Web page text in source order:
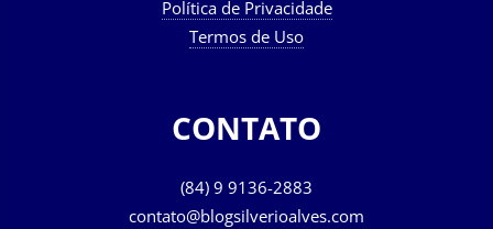
Política de Privacidade
Termos de Uso
CONTATO
(84) 9 9136-2883
contato@blogsilverioalves.com